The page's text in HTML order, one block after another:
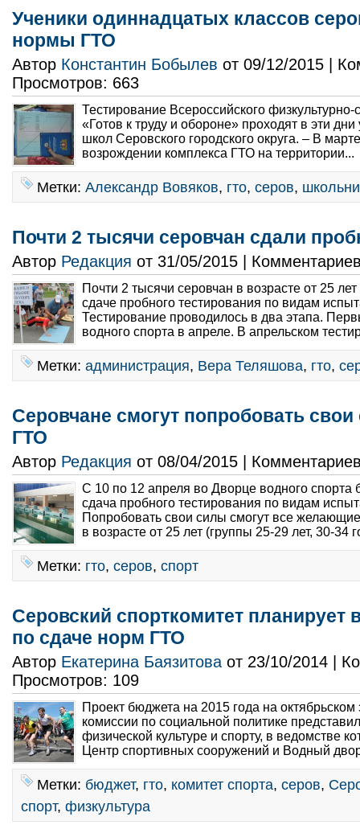
Ученики одиннадцатых классов
нормы ГТО
Автор Константин Бобылев от 09/12/2015 |
Просмотров: 663
Тестирование Всероссийского физкультурно-
«Готов к труду и обороне» проходят в эти дни
школ Серовского городского округа. – В
возрождении комплекса ГТО на территории...
Метки: Александр Вовяков, гто, серов,
Почти 2 тысячи серовчан сдали
Автор Редакция от 31/05/2015 |
Почти 2 тысячи серовчан в возрасте от 25
сдаче пробного тестирования по видам
Тестирование проводилось в два этапа.
водного спорта в апреле. В апрельском
Метки: администрация, Вера Теляшова, гто,
Серовчане смогут попробовать
ГТО
Автор Редакция от 08/04/2015 |
С 10 по 12 апреля во Дворце водного спорта
сдача пробного тестирования по видам
Попробовать свои силы смогут все
в возрасте от 25 лет (группы 25-29 лет, 30-34
Метки: гто, серов, спорт
Серовский спорткомитет планирует
по сдаче норм ГТО
Автор Екатерина Баязитова от 23/10/2014 |
Просмотров: 109
Проект бюджета на 2015 года на октябрьском
комиссии по социальной политике
физической культуре и спорту, в ведомстве
Центр спортивных сооружений и Водный
Метки: бюджет, гто, комитет спорта, серов,
спорт, физкультура